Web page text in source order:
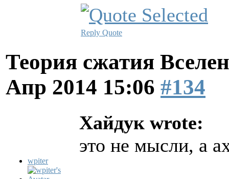
Reply Quote
Теория сжатия
Апр 2014 15:06 #134
wpiter
Хайдук wrote:
это не мысли, а